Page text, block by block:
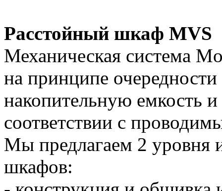
Расстойный шкаф MVS
Механическая система
на принципе
накопительную емкость
соответствии с
Мы предлагаем 2 уровня
шкафов: